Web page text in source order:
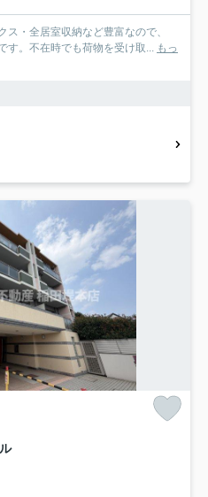
・全居室収納など豊富なので、
す。不在時でも荷物を受け取... もっ